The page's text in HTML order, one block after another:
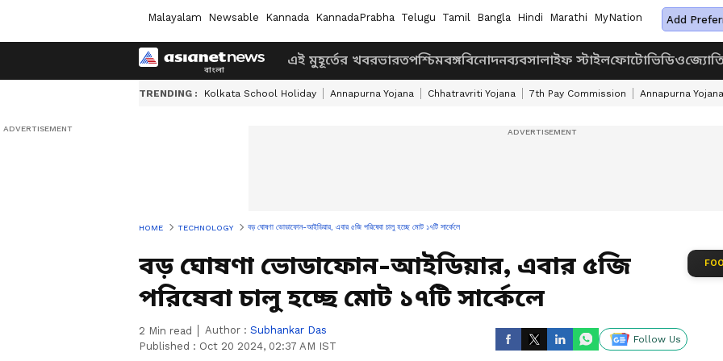
Malayalam Newsable Kannada KannadaPrabha Telugu Tamil Bangla Hindi Marathi MyNation Add
এই মুহূর্তের খবরভারতপশ্চিমবঙ্গবিনোদনব্যবসালাইফ স্টাইলফোটোভিডিও
TRENDING : Kolkata School Holiday Annapurna Yojana Chhatravriti Yojana 7th Pay Commission Annapurna
HOME TECHNOLOGY বড় ঘোষণা ভোডাফোন-আইডিয়ার, এবার ৫জি পরিষেবা চালু হচ্ছে মোট ১৭টি সার্কেলে
বড় ঘোষণা ভোডাফোন-আইডিয়ার, এবার ৫জি
পরিষেবা চালু হচ্ছে মোট ১৭টি সার্কেলে
2 Min read Author : Subhankar Das
Published : Oct 20 2024, 02:37 AM IST
Follow Us